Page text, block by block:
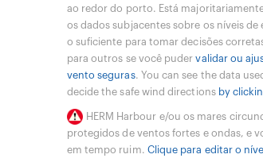
ao redor do porto. Está
os dados subjacentes sobre os níveis de
o suficiente para tomar decisões
para outros se você pudervalidar ou
vento seguras. You can see the data
decide the safe wind directions by
HERM Harbour e/ou os mares
protegidos de ventos fortes e ondas, e
em tempo ruim. Clique para editar o